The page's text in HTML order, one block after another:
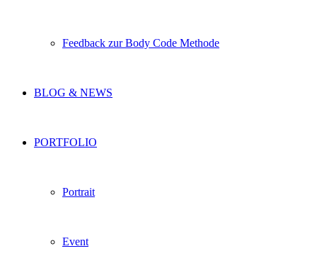
Feedback zur Body Code Methode
BLOG & NEWS
PORTFOLIO
Portrait
Event